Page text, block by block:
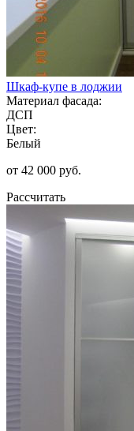
Шкаф-купе в лоджии
Материал фасада:
ДСП
Цвет:
Белый
от 42 000 руб.
Рассчитать